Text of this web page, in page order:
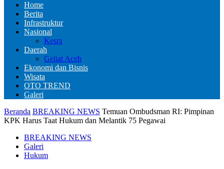
Home
Berita
Infrastruktur
Nasional
Kesra
Daerah
Geliat Aceh
Ekonomi dan Bisnis
Wisata
OTO TREND
Galeri
Beranda BREAKING NEWS Temuan Ombudsman RI: Pimpinan
KPK Harus Taat Hukum dan Melantik 75 Pegawai
BREAKING NEWS
Galeri
Hukum